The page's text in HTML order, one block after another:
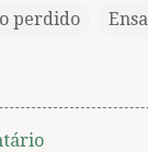
perdido